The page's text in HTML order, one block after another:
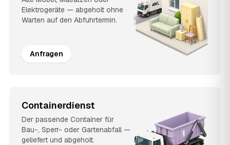
Elektrogeräte — abgeholt ohne
Warten auf den Abfuhrtermin.
Anfragen
Containerdienst
Der passende Container für
Bau-, Sperr- oder Gartenabfall —
geliefert und abgeholt.